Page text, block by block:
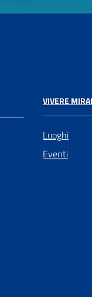
VIVERE
Luoghi
Eventi